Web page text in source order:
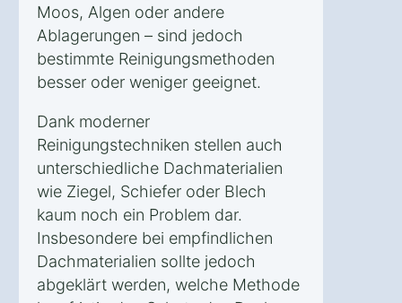
Moos, Algen oder andere
Ablagerungen – sind jedoch
bestimmte Reinigungsmethoden
besser oder weniger geeignet.
Dank moderner
Reinigungstechniken stellen auch
unterschiedliche Dachmaterialien
wie Ziegel, Schiefer oder Blech
kaum noch ein Problem dar.
Insbesondere bei empfindlichen
Dachmaterialien sollte jedoch
abgeklärt werden, welche Methode